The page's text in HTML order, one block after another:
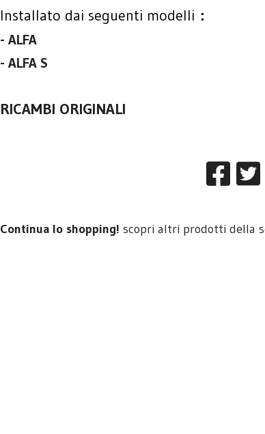
Installato dai seguenti modelli :
- ALFA
- ALFA S
RICAMBI ORIGINALI
Continua lo shopping! scopri altri prodotti della